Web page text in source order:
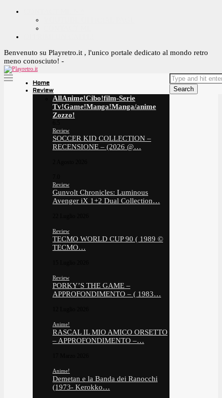
Benvenuto su Playretro.it , l'unico portale dedicato al mondo retro
meno conosciuto! -
Home
Review
AllAnime!Cibo!film-Serie
Tv!Game!Manga!Manga/anime
Zozzo!
Review
SOCCER KID COLLECTION –
RECENSIONE – (2026 @…
Review
Gunvolt Chronicles: Luminous
Avenger iX 1+2 Dual Collection…
Review
TECMO WORLD CUP 90 ( 1989 ©
TECMO…
Review
PORKY’S THE GAME –
APPROFONDIMENTO – ( 1983…
Anime!
RASCAL IL MIO AMICO ORSETTO
– APPROFONDIMENTO –…
Anime!
Demetan e la Banda dei Ranocchi
(1973- Kerokko…
Search